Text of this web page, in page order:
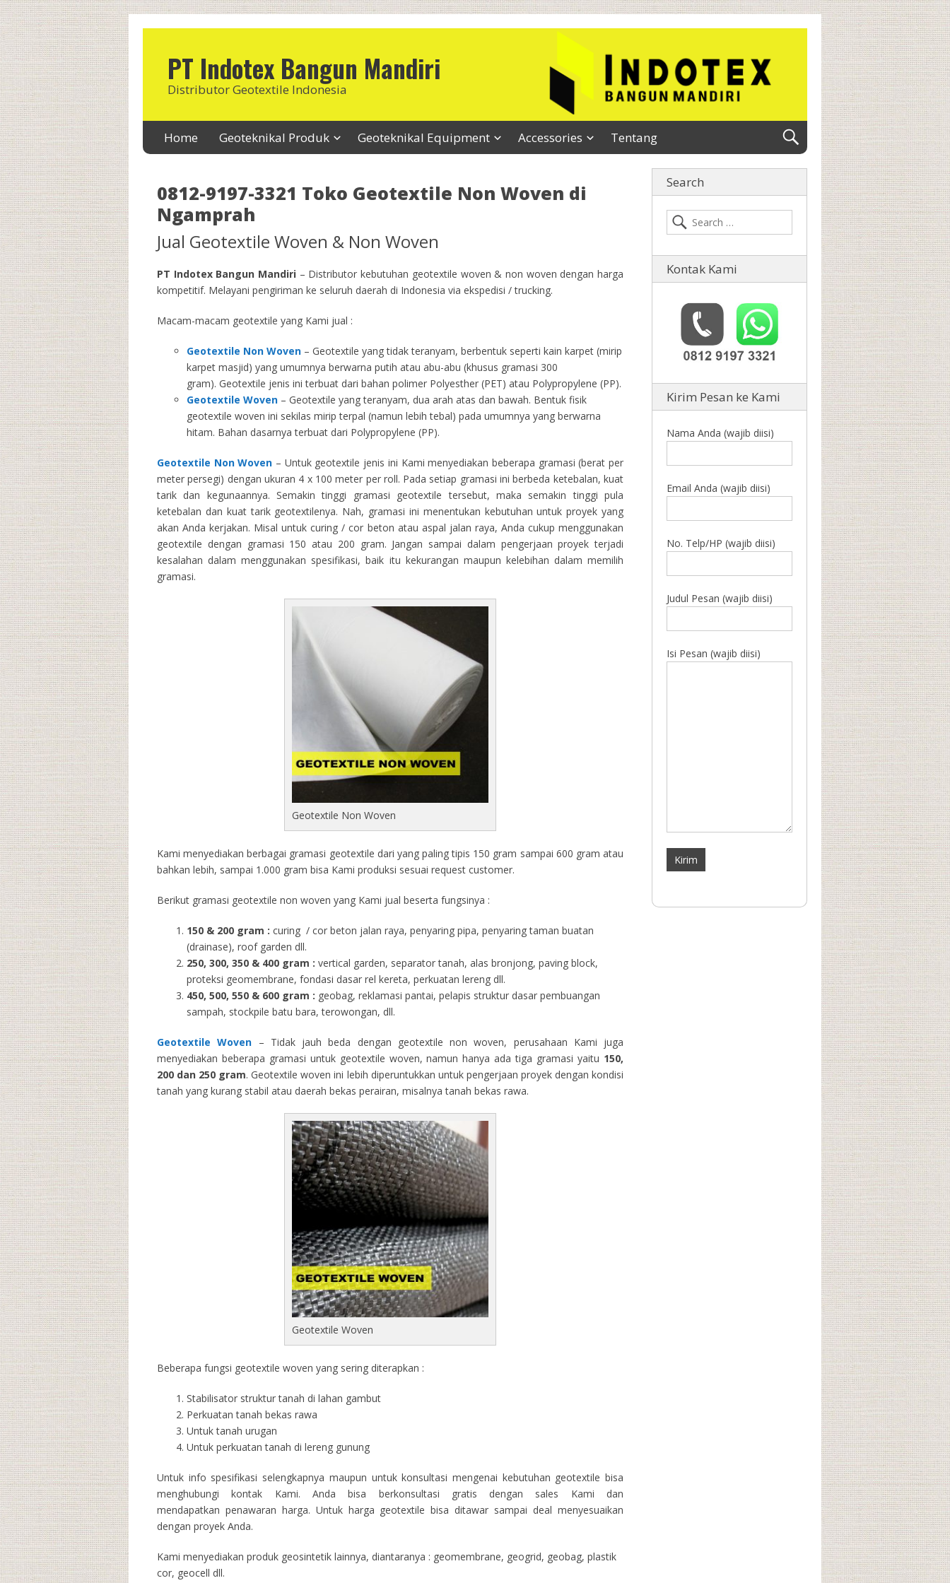
PT Indotex Bangun Mandiri
Distributor Geotextile Indonesia
Home Geoteknikal Produk Geoteknikal Equipment Accessories Tentang
0812-9197-3321 Toko Geotextile Non Woven di
Ngamprah
Jual Geotextile Woven & Non Woven
PT Indotex Bangun Mandiri – Distributor kebutuhan geotextile woven & non woven dengan harga
kompetitif. Melayani pengiriman ke seluruh daerah di Indonesia via ekspedisi / trucking.
Macam-macam geotextile yang Kami jual :
Geotextile Non Woven – Geotextile yang tidak teranyam, berbentuk seperti kain karpet (mirip
karpet masjid) yang umumnya berwarna putih atau abu-abu (khusus gramasi 300
gram). Geotextile jenis ini terbuat dari bahan polimer Polyesther (PET) atau Polypropylene (PP).
Geotextile Woven – Geotextile yang teranyam, dua arah atas dan bawah. Bentuk fisik
geotextile woven ini sekilas mirip terpal (namun lebih tebal) pada umumnya yang berwarna
hitam. Bahan dasarnya terbuat dari Polypropylene (PP).
Geotextile Non Woven – Untuk geotextile jenis ini Kami menyediakan beberapa gramasi (berat per
meter persegi) dengan ukuran 4 x 100 meter per roll. Pada setiap gramasi ini berbeda ketebalan, kuat
tarik dan kegunaannya. Semakin tinggi gramasi geotextile tersebut, maka semakin tinggi pula
ketebalan dan kuat tarik geotextilenya. Nah, gramasi ini menentukan kebutuhan untuk proyek yang
akan Anda kerjakan. Misal untuk curing / cor beton atau aspal jalan raya, Anda cukup menggunakan
geotextile dengan gramasi 150 atau 200 gram. Jangan sampai dalam pengerjaan proyek terjadi
kesalahan dalam menggunakan spesifikasi, baik itu kekurangan maupun kelebihan dalam memilih
gramasi.
Geotextile Non Woven
Kami menyediakan berbagai gramasi geotextile dari yang paling tipis 150 gram sampai 600 gram atau
bahkan lebih, sampai 1.000 gram bisa Kami produksi sesuai request customer.
Berikut gramasi geotextile non woven yang Kami jual beserta fungsinya :
150 & 200 gram : curing / cor beton jalan raya, penyaring pipa, penyaring taman buatan
(drainase), roof garden dll.
250, 300, 350 & 400 gram : vertical garden, separator tanah, alas bronjong, paving block,
proteksi geomembrane, fondasi dasar rel kereta, perkuatan lereng dll.
450, 500, 550 & 600 gram : geobag, reklamasi pantai, pelapis struktur dasar pembuangan
sampah, stockpile batu bara, terowongan, dll.
Geotextile Woven – Tidak jauh beda dengan geotextile non woven, perusahaan Kami juga
menyediakan beberapa gramasi untuk geotextile woven, namun hanya ada tiga gramasi yaitu 150,
200 dan 250 gram. Geotextile woven ini lebih diperuntukkan untuk pengerjaan proyek dengan kondisi
tanah yang kurang stabil atau daerah bekas perairan, misalnya tanah bekas rawa.
Geotextile Woven
Beberapa fungsi geotextile woven yang sering diterapkan :
Stabilisator struktur tanah di lahan gambut
Perkuatan tanah bekas rawa
Untuk tanah urugan
Untuk perkuatan tanah di lereng gunung
Untuk info spesifikasi selengkapnya maupun untuk konsultasi mengenai kebutuhan geotextile bisa
menghubungi kontak Kami. Anda bisa berkonsultasi gratis dengan sales Kami dan
mendapatkan penawaran harga. Untuk harga geotextile bisa ditawar sampai deal menyesuaikan
dengan proyek Anda.
Kami menyediakan produk geosintetik lainnya, diantaranya : geomembrane, geogrid, geobag, plastik
cor, geocell dll.
Search
Kontak Kami
Kirim Pesan ke Kami
Nama Anda (wajib diisi)
Email Anda (wajib diisi)
No. Telp/HP (wajib diisi)
Judul Pesan (wajib diisi)
Isi Pesan (wajib diisi)